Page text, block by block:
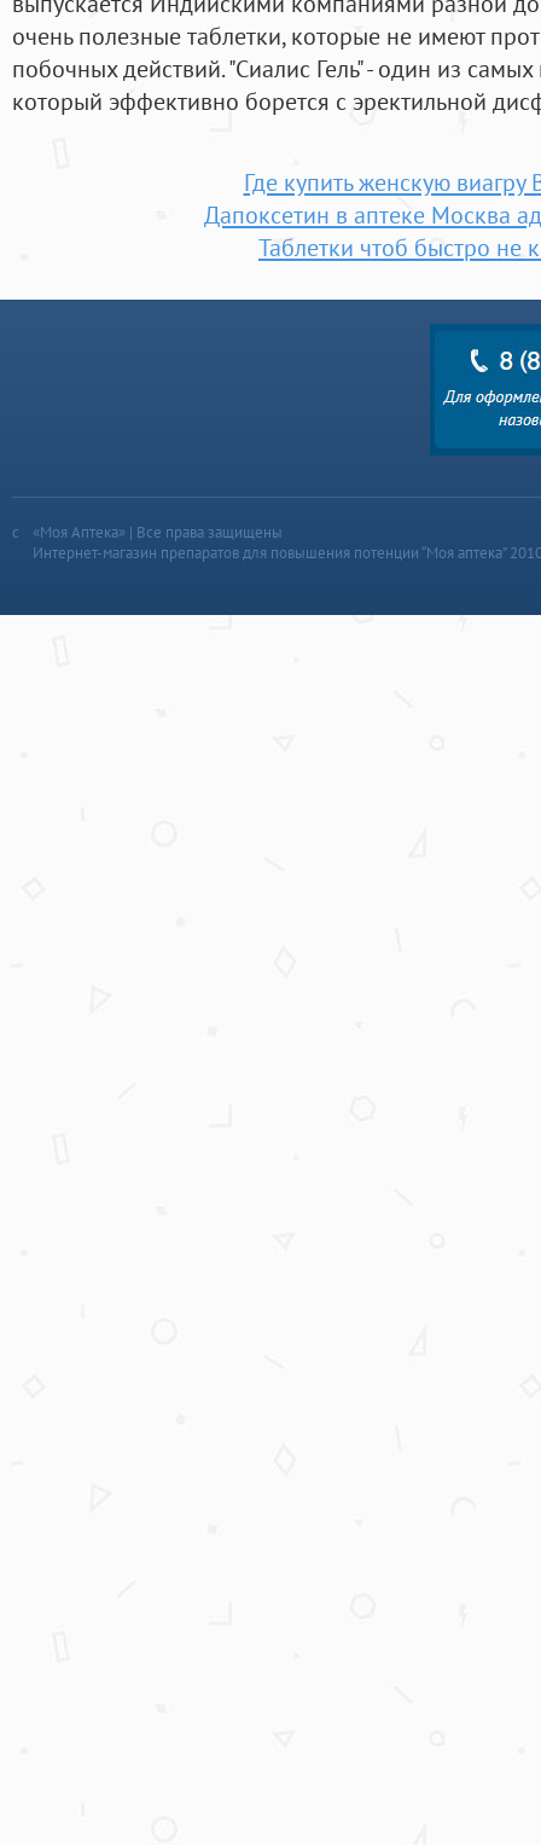
очень полезные таблетки, которые не имеют
побочных действий. "Сиалис Гель" - один из
который эффективно борется с эректильной
Где купить женскую
Дапоксетин в аптеке Москва
Таблетки чтоб быстро не
«Моя Аптека» | Все права защищены
Интернет-магазин препаратов для повышения потенции “Моя аптека”